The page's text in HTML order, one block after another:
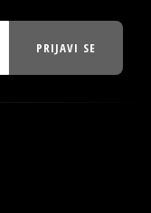
PRIJAVI SE